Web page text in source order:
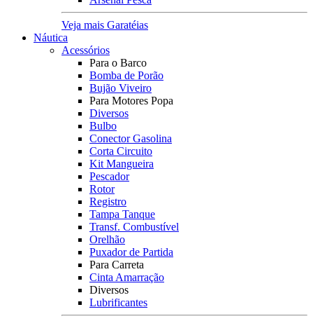
Veja mais Garatéias
Náutica
Acessórios
Para o Barco
Bomba de Porão
Bujão Viveiro
Para Motores Popa
Diversos
Bulbo
Conector Gasolina
Corta Circuito
Kit Mangueira
Pescador
Rotor
Registro
Tampa Tanque
Transf. Combustível
Orelhão
Puxador de Partida
Para Carreta
Cinta Amarração
Diversos
Lubrificantes